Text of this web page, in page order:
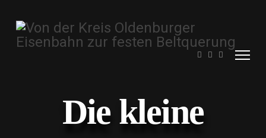
Die kleine